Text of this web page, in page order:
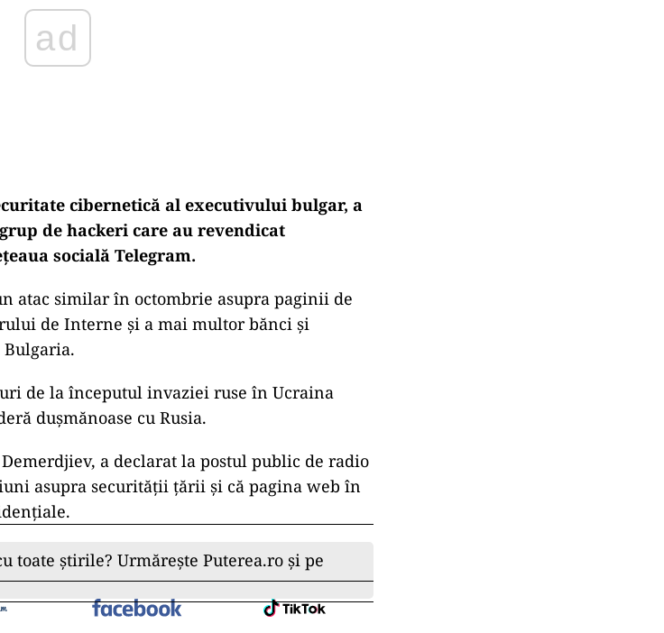
cibernetică al executivului bulgar, a
de hackeri care au revendicat
socială Telegram.
atac similar în octombrie asupra paginii de
de Interne şi a mai multor bănci şi
de la începutul invaziei ruse în Ucraina
duşmănoase cu Rusia.
a declarat la postul public de radio
asupra securităţii ţării şi că pagina web în
toate știrile? Urmărește Puterea.ro și pe